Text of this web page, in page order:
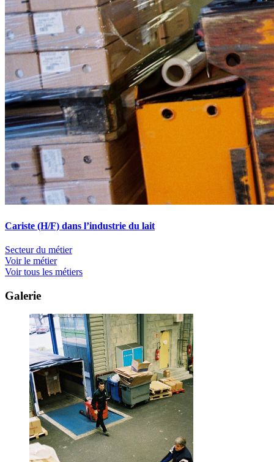
Cariste (H/F) dans l’industrie du lait
Secteur du métier
Voir le métier
Voir tous les métiers
Galerie